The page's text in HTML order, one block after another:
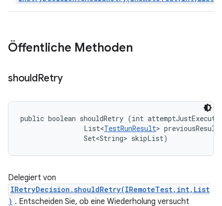
Öffentliche Methoden
shouldRetry
public boolean shouldRetry (int
                List<
TestRunResult>
                Set<String> skipList)
Delegiert von
IRetryDecision.shouldRetry(IRemoteTest,int,List
) . Entscheiden Sie, ob eine Wiederholung versucht